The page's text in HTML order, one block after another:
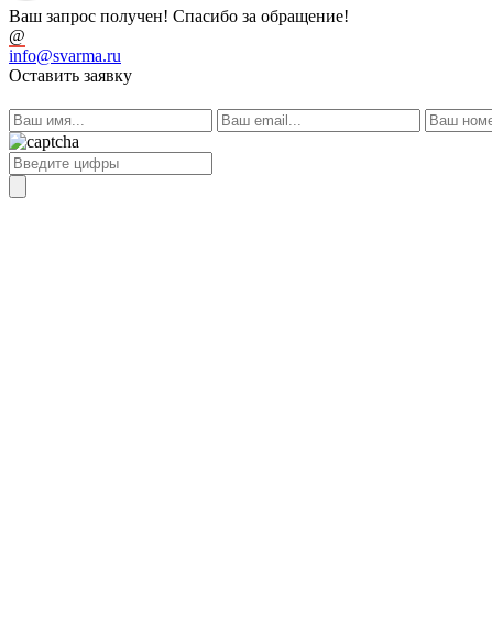
Ваш запрос получен! Спасибо за обращение!
@
info@svarma.ru
Оставить заявку